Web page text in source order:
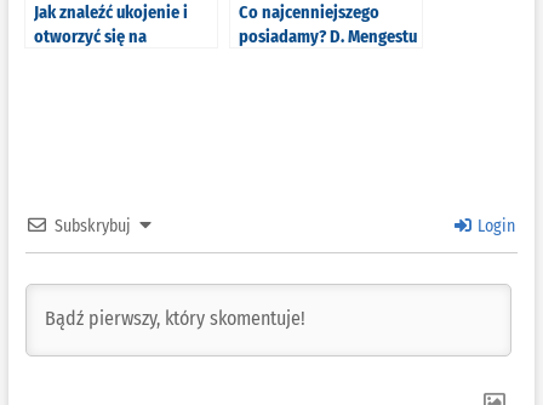
Jak znaleźć ukojenie i
otworzyć się na
Co najcenniejszego
posiadamy? D. Mengestu
Subskrybuj Login